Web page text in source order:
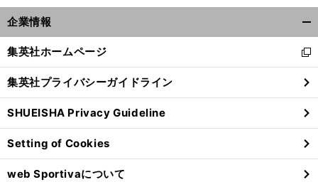
企業情報
閉
る
集英社ホームページ
新
し
い
ウ
ィ
ン
ド
ウ
で
集英社プライバシーガイドライン
SHUEISHA Privacy Guideline
Setting of Cookies
web Sportivaについて